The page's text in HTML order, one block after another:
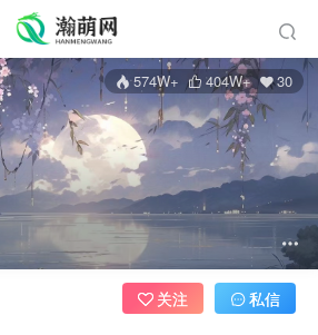
574W+ 404W+ 30
关注 私信